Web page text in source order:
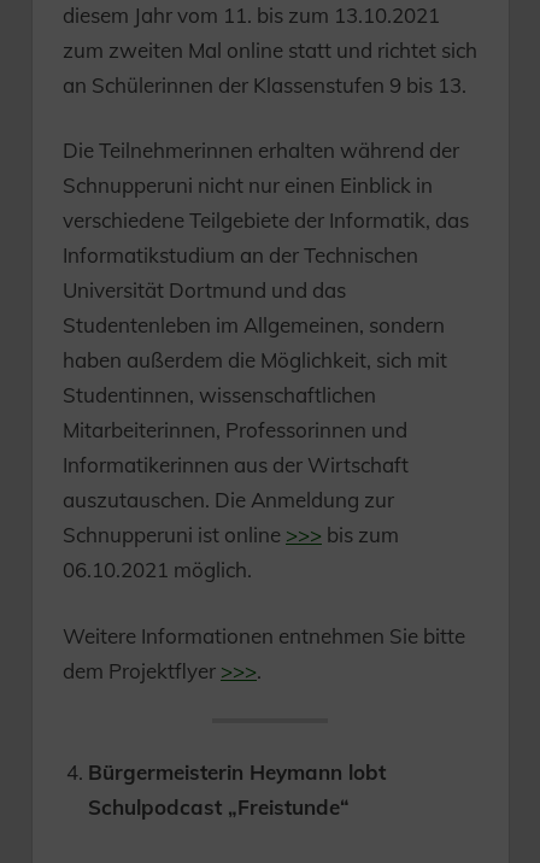
diesem Jahr vom 11. bis zum 13.10.2021
zum zweiten Mal online statt und richtet sich
an Schülerinnen der Klassenstufen 9 bis 13.
Die Teilnehmerinnen erhalten während der
Schnupperuni nicht nur einen Einblick in
verschiedene Teilgebiete der Informatik, das
Informatikstudium an der Technischen
Universität Dortmund und das
Studentenleben im Allgemeinen, sondern
haben außerdem die Möglichkeit, sich mit
Studentinnen, wissenschaftlichen
Mitarbeiterinnen, Professorinnen und
Informatikerinnen aus der Wirtschaft
auszutauschen. Die Anmeldung zur
Schnupperuni ist online >>> bis zum
06.10.2021 möglich.
Weitere Informationen entnehmen Sie bitte
dem Projektflyer >>>.
Bürgermeisterin Heymann lobt
Schulpodcast „Freistunde“